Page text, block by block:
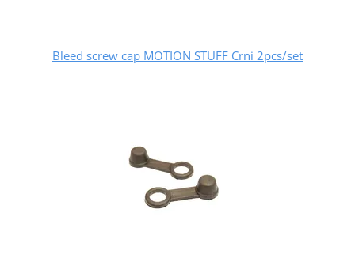
Bleed screw cap MOTION STUFF Crni 2pcs/set